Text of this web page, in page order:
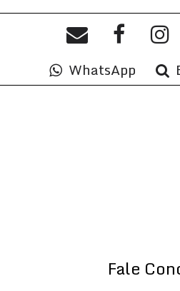
Vaga(s), Útil:120.00m²
WhatsApp
Fale